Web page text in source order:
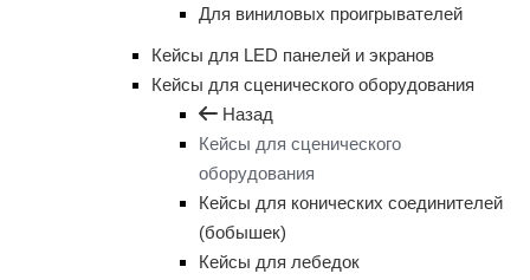
Для виниловых проигрывателей
Кейсы для LED панелей и экранов
Кейсы для сценического оборудования
Назад
Кейсы для сценического
оборудования
Кейсы для конических соединителей
(бобышек)
Кейсы для лебедок